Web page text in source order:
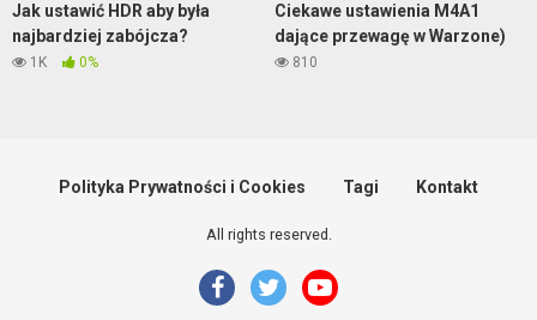
Jak ustawić HDR aby była
najbardziej zabójcza?
1K 0%
Ciekawe ustawienia M4A1
dające przewagę w Warzone)
810
Polityka Prywatności i Cookies Tagi Kontakt
All rights reserved.